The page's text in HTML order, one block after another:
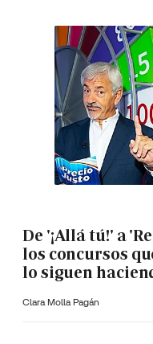
De '¡Allá tú!' a
los concursos
lo siguen
Clara Molla Pagán